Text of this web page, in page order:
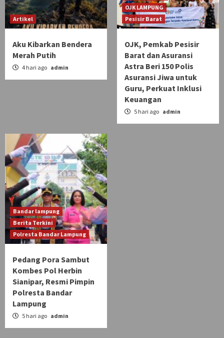
Artikel
Aku Kibarkan Bendera
Merah Putih
4 hari ago admin
OJK LAMPUNG
Pesisir Barat
OJK, Pemkab Pesisir
Barat dan Asuransi
Astra Beri 150 Polis
Asuransi Jiwa untuk
Guru, Perkuat Inklusi
Keuangan
5 hari ago admin
Bandar lampung
Berita Terkini
Polresta Bandar Lampung
Pedang Pora Sambut
Kombes Pol Herbin
Sianipar, Resmi Pimpin
Polresta Bandar
Lampung
5 hari ago admin